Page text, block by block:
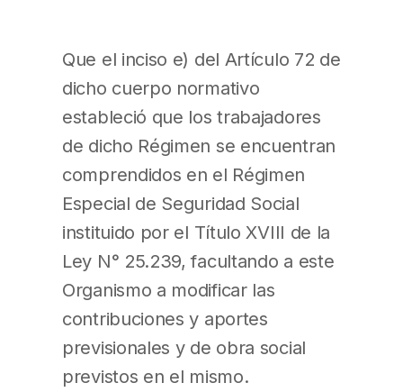
Que el inciso e) del Artículo 72 de
dicho cuerpo normativo
estableció que los trabajadores
de dicho Régimen se encuentran
comprendidos en el Régimen
Especial de Seguridad Social
instituido por el Título XVIII de la
Ley N° 25.239, facultando a este
Organismo a modificar las
contribuciones y aportes
previsionales y de obra social
previstos en el mismo.